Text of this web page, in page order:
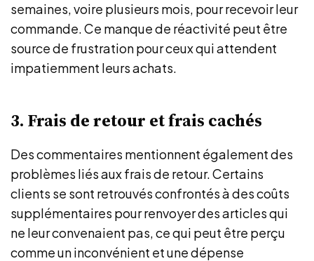
semaines, voire plusieurs mois, pour recevoir leur
commande. Ce manque de réactivité peut être
source de frustration pour ceux qui attendent
impatiemment leurs achats.
3. Frais de retour et frais cachés
Des commentaires mentionnent également des
problèmes liés aux frais de retour. Certains
clients se sont retrouvés confrontés à des coûts
supplémentaires pour renvoyer des articles qui
ne leur convenaient pas, ce qui peut être perçu
comme un inconvénient et une dépense